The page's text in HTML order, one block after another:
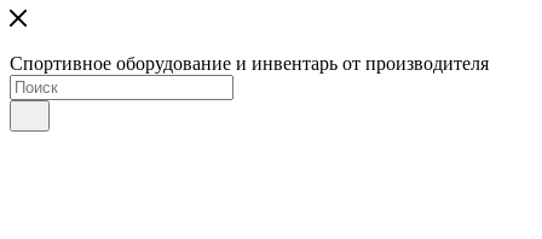
Спортивное оборудование и инвентарь от производителя